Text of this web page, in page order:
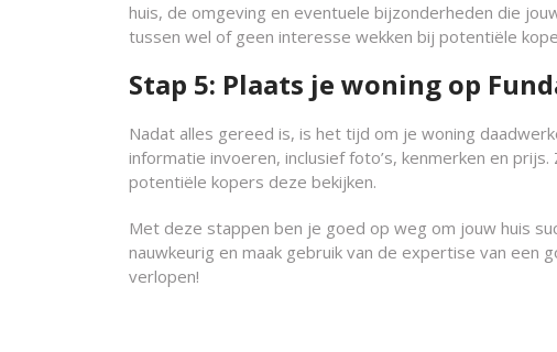
huis, de omgeving en eventuele bijzonderheden die
tussen wel of geen interesse wekken bij potentiële
Stap 5: Plaats je woning op
Nadat alles gereed is, is het tijd om je woning
informatie invoeren, inclusief foto’s, kenmerken en
potentiële kopers deze bekijken.
Met deze stappen ben je goed op weg om jouw huis
nauwkeurig en maak gebruik van de expertise van
verlopen!